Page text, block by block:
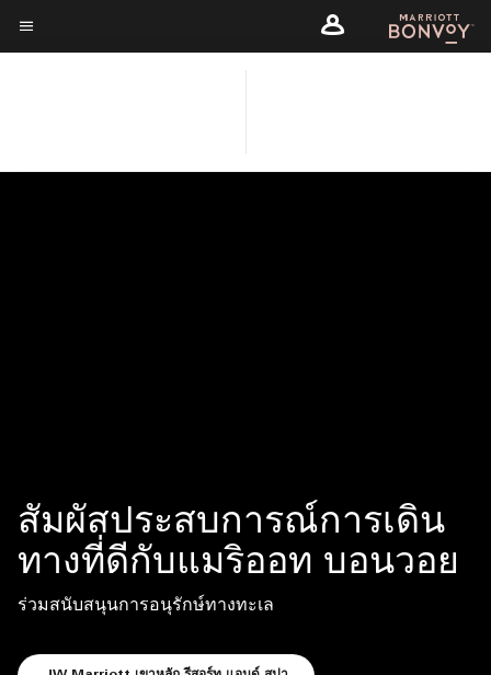
Skip
to
ข้อความเมนู
สัมผัสประสบการณ์การเดิน
ทางที่ดีกับแมริออท บอนวอย
ร่วมสนับสนุนการอนุรักษ์ทางทะเล